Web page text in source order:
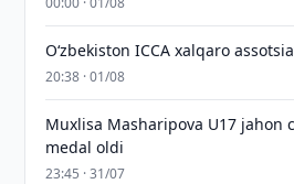
O‘zbekiston ICCA xalqaro
20:38 · 01/08
Muxlisa Masharipova U17 jahon
medal oldi
23:45 · 31/07